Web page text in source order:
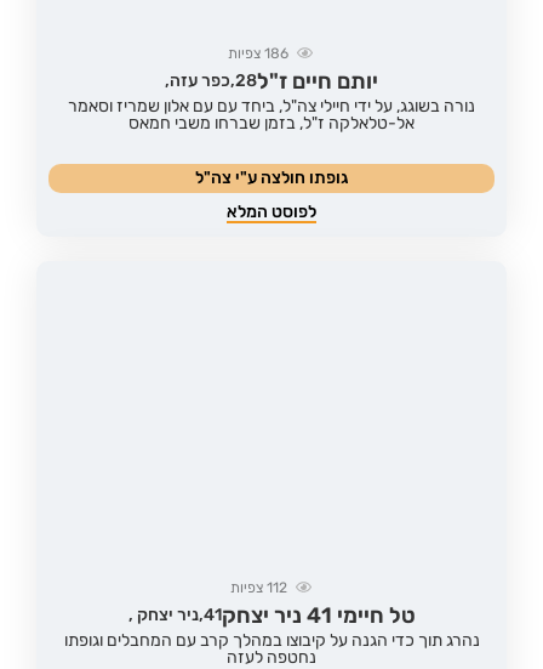
186צפיות
יותם חיים ז"ל28, כפר עזה,
נורה בשוגג, על ידי חיילי צה"ל, ביחד עם עם אלון שמריז וסאמר
אל-טלאלקה ז"ל, בזמן שברחו משבי חמאס
גופתו חולצה ע"י צה"ל
לפוסט המלא
112 צפיות
טל חיימי 41 ניר יצחק 41, ניר יצחק ,
נהרג תוך כדי הגנה על קיבוצו במהלך קרב עם המחבלים וגופתו
נחטפה לעזה